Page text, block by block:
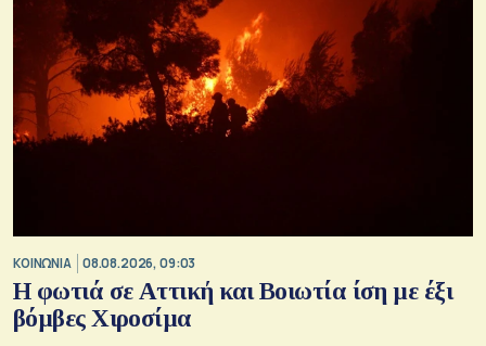
ΚΟΙΝΩΝΙΑ 08.08.2026, 09:03
Η φωτιά σε Αττική και Βοιωτία ίση με έξι
βόμβες Χιροσίμα